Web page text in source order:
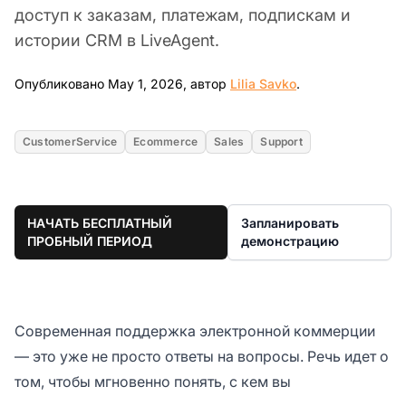
доступ к заказам, платежам, подпискам и
истории CRM в LiveAgent.
Опубликовано May 1, 2026, автор Lilia Savko.
CustomerService Ecommerce Sales Support
НАЧАТЬ БЕСПЛАТНЫЙ
ПРОБНЫЙ ПЕРИОД
Запланировать
демонстрацию
Современная поддержка электронной коммерции
— это уже не просто ответы на вопросы. Речь идет о
том, чтобы мгновенно понять, с кем вы